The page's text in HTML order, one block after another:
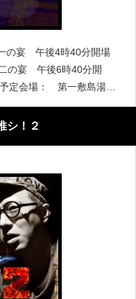
の宴 午後4時40分開場
の宴 午後6時40分開
定会場： 第一敷島湯
神本線「杭瀬駅」より
談作家、
シ！２